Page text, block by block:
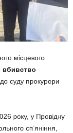
місцевого
вбивство
суду прокурори
року, у Провідну
сп’яніння,